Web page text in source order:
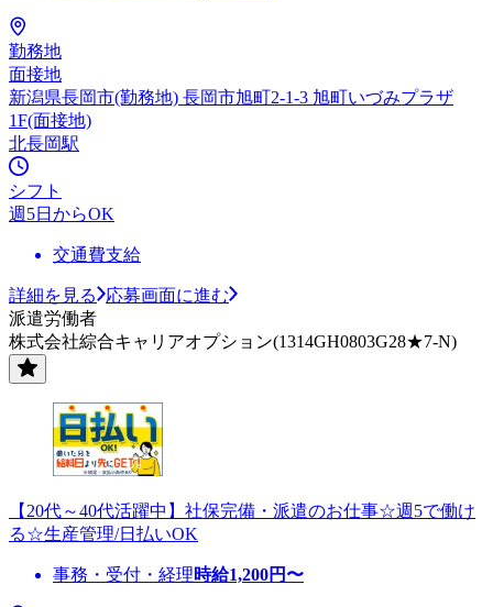
勤務地
面接地
新潟県長岡市(勤務地) 長岡市旭町2-1-3 旭町いづみプラザ
1F(面接地)
北長岡駅
シフト
週5日からOK
交通費支給
詳細を見る
応募画面に進む
派遣労働者
株式会社綜合キャリアオプション(1314GH0803G28★7-N)
【20代～40代活躍中】社保完備・派遣のお仕事☆週5で働け
る☆生産管理/日払いOK
事務・受付・経理時給1,200円〜